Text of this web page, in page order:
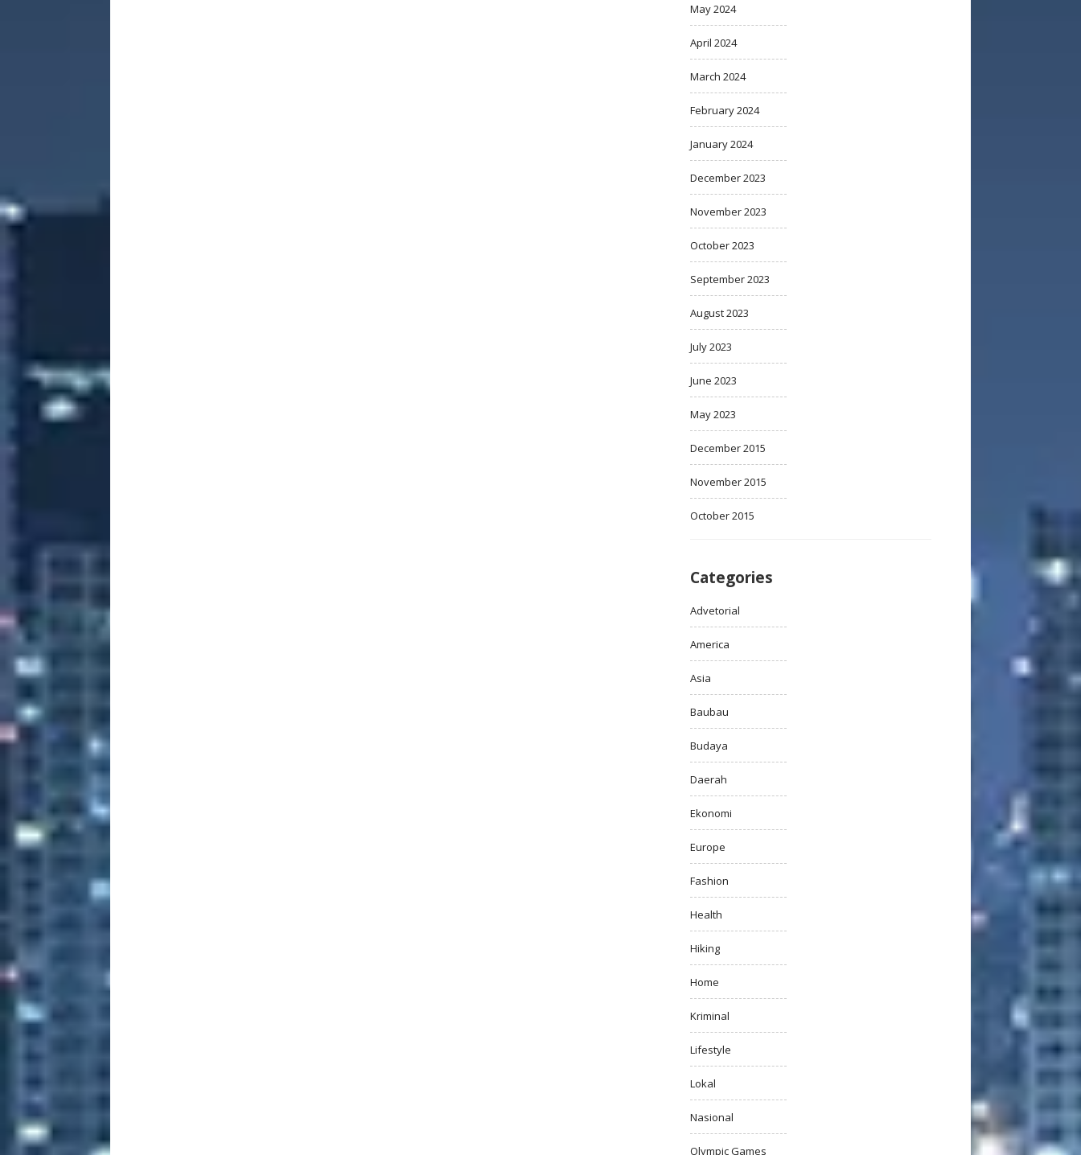
May 2024
April 2024
March 2024
February 2024
January 2024
December 2023
November 2023
October 2023
September 2023
August 2023
July 2023
June 2023
May 2023
December 2015
November 2015
October 2015
Categories
Advetorial
America
Asia
Baubau
Budaya
Daerah
Ekonomi
Europe
Fashion
Health
Hiking
Home
Kriminal
Lifestyle
Lokal
Nasional
Olympic Games